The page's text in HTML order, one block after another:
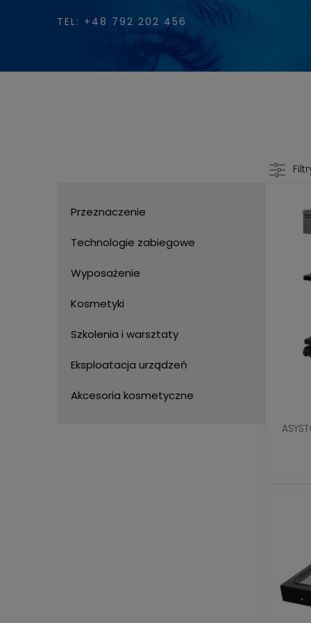
TEL: +48 792 202 456
Przeznaczenie
Technologie zabiegowe
Wyposażenie
Kosmetyki
Szkolenia i warsztaty
Eksploatacja urządzeń
Akcesoria kosmetyczne